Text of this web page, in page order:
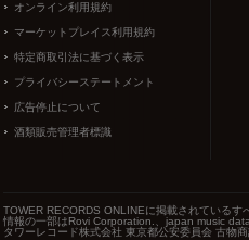
オンライン利用規約
マーケットプレイス利用規約
特定商取引法に基づく表示
プライバシーステートメント
広告停止について
酒類販売管理者標識
TOWER RECORDS ONLINEに掲載されているす
情報の一部はRovi Corporation.、japan music
タワーレコード株式会社 東京都公安委員会 古物